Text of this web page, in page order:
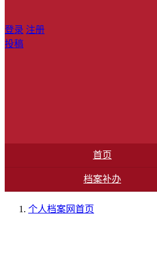
登录 注册
投稿
首页
档案补办
个人档案网首页